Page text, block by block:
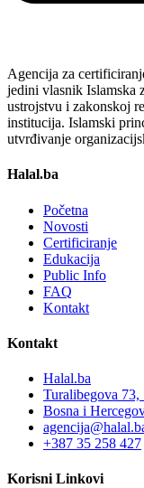
Agencija za
jedini vlasnik Islamska
ustrojstvu i zakonskoj
institucija. Islamski
utvrđivanje
Halal.ba
Početna
Novosti
Certificiranje
Edukacija
Public Info
FAQ
Kontakt
Kontakt
Halal.ba
Turalibegova 73,
Bosna i
+387 35 258 427
Korisni Linkovi